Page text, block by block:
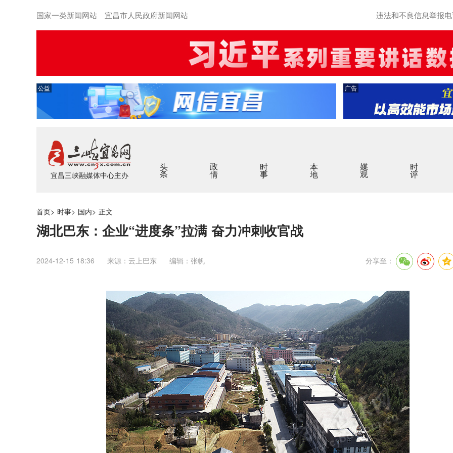
国家一类新闻网站 宜昌市人民政府新闻网站 违法和不良信息举报
公益 广告
宜昌三峡融媒体中心主办
头条 政情 时事 本地 媒观 时评
首页> 时事> 国内> 正文
湖北巴东：企业“进度条”拉满 奋力冲刺收官战
2024-12-15 18:36 来源：云上巴东 编辑：张帆 分享至：